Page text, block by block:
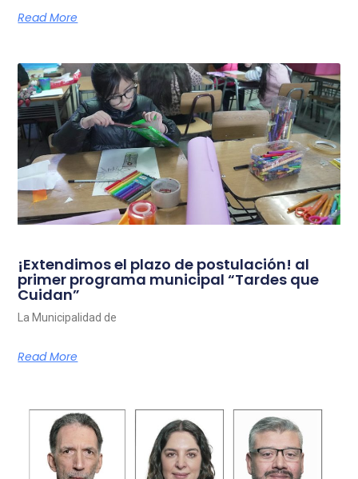
Read More
¡Extendimos el plazo de postulación! al
primer programa municipal “Tardes que
Cuidan”
La Municipalidad de
Read More